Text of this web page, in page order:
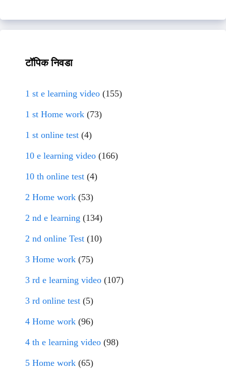
टॉपिक निवडा
1 st e learning video (155)
1 st Home work (73)
1 st online test (4)
10 e learning video (166)
10 th online test (4)
2 Home work (53)
2 nd e learning (134)
2 nd online Test (10)
3 Home work (75)
3 rd e learning video (107)
3 rd online test (5)
4 Home work (96)
4 th e learning video (98)
5 Home work (65)